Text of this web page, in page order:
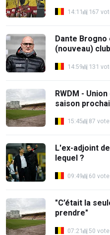
14:11 167
Dante
(nouveau)
14:59 131
RWDM -
saison
15:45 87
L'ex-adjoint
lequel ?
09:49 60
"C’était la
prendre"
07:21 50